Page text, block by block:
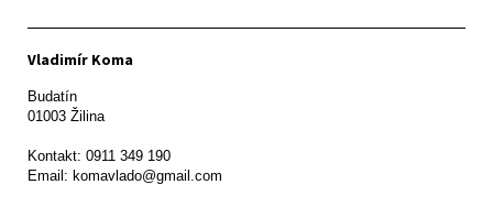
Vladimír Koma
Budatín
01003 Žilina
Kontakt: 0911 349 190